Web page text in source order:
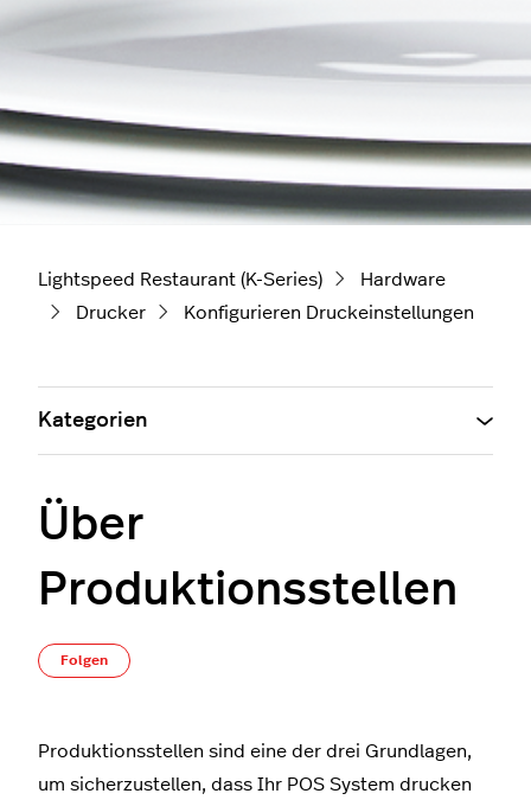
Lightspeed Restaurant (K-Series)
Hardware
Drucker
Konfigurieren Druckeinstellungen
Über
Produktionsstellen
Folgen
Produktionsstellen sind eine der drei Grundlagen,
um sicherzustellen, dass Ihr POS System drucken
Kategorien